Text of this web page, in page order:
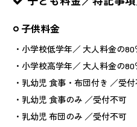
子供料金
・小学校低学年／ 大人料金の80
・小学校高学年／ 大人料金の80
・乳幼児 食事・布団付き ／受
・乳幼児 食事のみ ／受付不可
・乳幼児 布団のみ ／受付不可